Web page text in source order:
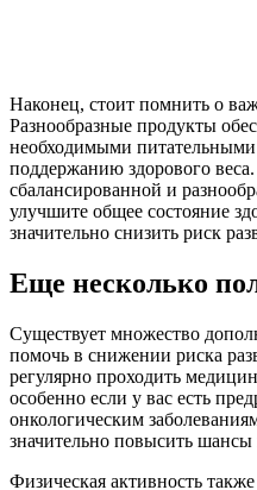
Наконец, стоит помнить о
Разнообразные продукты
необходимыми
поддержанию здорового
сбалансированной и
улучшите общее состояние
значительно снизить риск
Еще несколько
Существует множество
помочь в снижении риска
регулярно проходить
особенно если у вас есть
онкологическим
значительно повысить
Физическая активность